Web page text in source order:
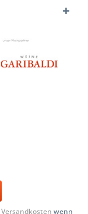
Versandkosten wenn